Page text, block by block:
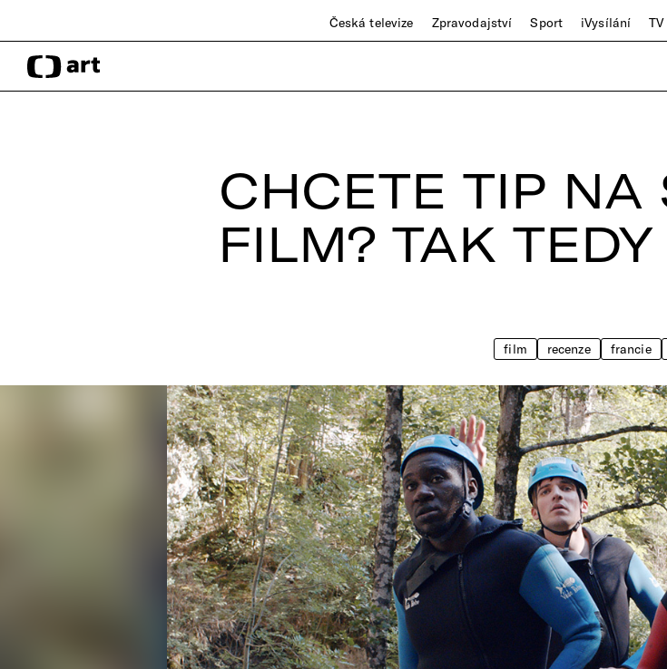
Česká televize Zpravodajství Sport iVysílání
CHCETE TIP NA
FILM? TAK
film recenze francie